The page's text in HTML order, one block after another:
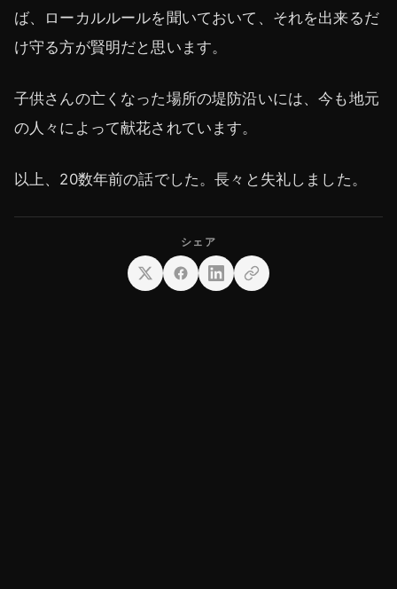
ば、ローカルルールを聞いておいて、それを出来るだ
け守る方が賢明だと思います。
子供さんの亡くなった場所の堤防沿いには、今も地元
の人々によって献花されています。
以上、20数年前の話でした。長々と失礼しました。